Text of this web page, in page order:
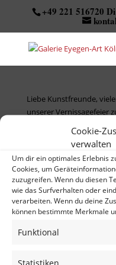
Cookie-
verwalten
Um dir ein optimales Erlebnis
Cookies, um
zuzugreifen. Wenn du diesen
wie das Surfverhalten oder
verarbeiten. Wenn du deine
können bestimmte Merkmale
Funktional
Statistiken
+49 221 516720
Liebe Kunstfreunde,
unserer Vernissagefeier
Rahmen der
Ereignis anbei
und Feier von meiner
ni